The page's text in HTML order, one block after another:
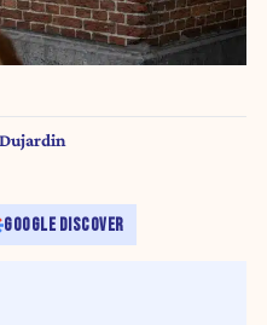
GOOGLE DISCOVER